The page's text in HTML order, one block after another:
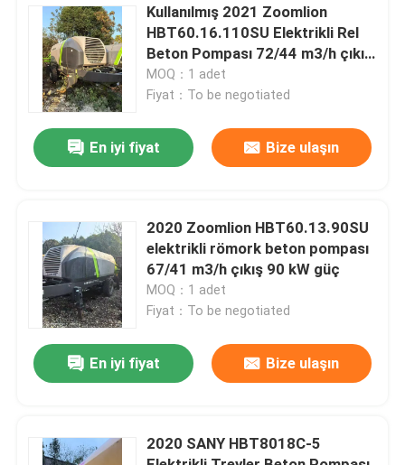
Hakkımızda
Fabrika turu
Kalite kontrol
Bize ulaşın
Teklif isteği
Kullanılmış Kamyon Vinç
Kullanılmış Beton Mikseri Kamyonu
Kullanılmış 2021 Zoomlion
HBT60.16.110SU Elektrikli Rel
Beton Pompası 72/44 m3/h çıkış
110 kW güç
MOQ：1 adet
Fiyat：To be negotiated
En iyi fiyat Bize ulaşın
2020 Zoomlion HBT60.13.90SU
elektrikli römork beton pompası
67/41 m3/h çıkış 90 kW güç
MOQ：1 adet
Fiyat：To be negotiated
En iyi fiyat Bize ulaşın
2020 SANY HBT8018C-5